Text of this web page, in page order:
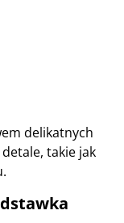
delikatnych
takie jak